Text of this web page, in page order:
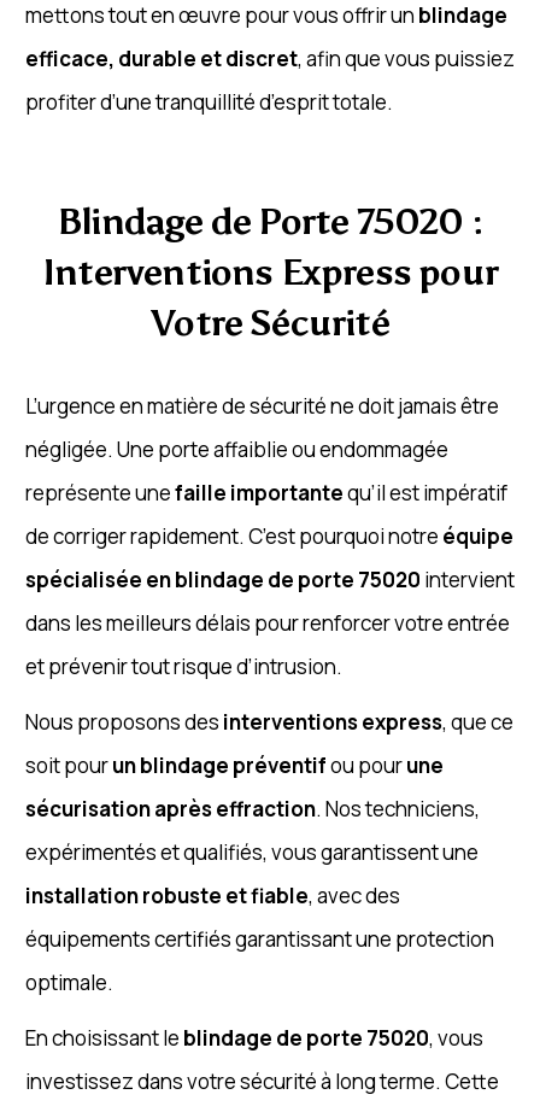
mettons tout en œuvre pour vous offrir un blindage
efficace, durable et discret, afin que vous puissiez
profiter d’une tranquillité d’esprit totale.
Blindage de Porte 75020 :
Interventions Express pour
Votre Sécurité
L’urgence en matière de sécurité ne doit jamais être
négligée. Une porte affaiblie ou endommagée
représente unefaille importantequ’il est impératif
de corriger rapidement. C’est pourquoi notre équipe
spécialisée en blindage de porte 75020 intervient
dans les meilleurs délais pour renforcer votre entrée
et prévenir tout risque d’intrusion.
Nous proposons des interventions express, que ce
soit pourun blindage préventifou pourune
sécurisation après effraction. Nos techniciens,
expérimentés et qualifiés, vous garantissent une
installation robuste et fiable, avec des
équipements certifiés garantissant une protection
optimale.
En choisissant le blindage de porte 75020, vous
investissez dans votre sécurité à long terme. Cette